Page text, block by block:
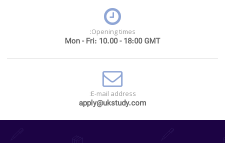
Opening times:
Mon - Fri: 10.00 - 18:00 GMT
E-mail address:
apply@ukstudy.com